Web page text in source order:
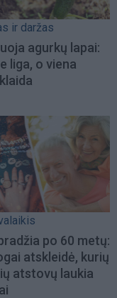
ir daržas
agurkų lapai:
liga, o viena
po 60 metų:
atskleidė, kurių
atstovų laukia